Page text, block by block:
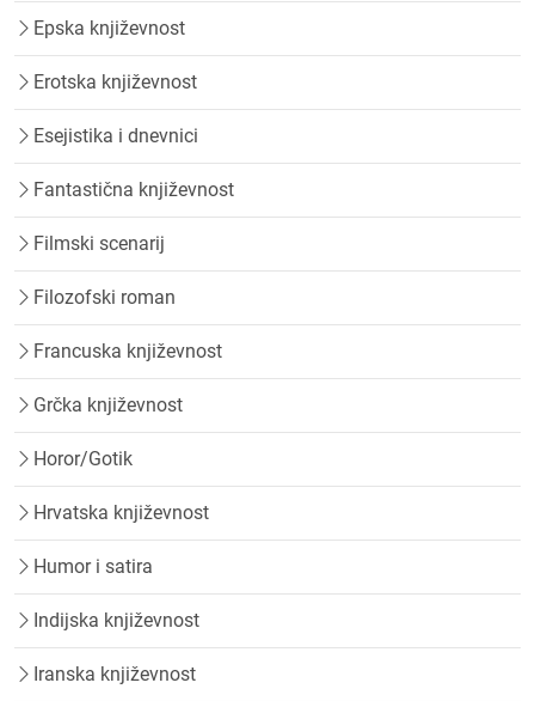
Epska književnost
Erotska književnost
Esejistika i dnevnici
Fantastična književnost
Filmski scenarij
Filozofski roman
Francuska književnost
Grčka književnost
Horor/Gotik
Hrvatska književnost
Humor i satira
Indijska književnost
Iranska književnost